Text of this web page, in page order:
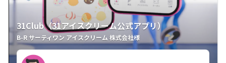
31Club（31アイスクリーム公式アプリ）
B-R サーティワン アイスクリーム 株式会社様